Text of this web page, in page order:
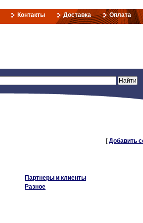
Контакты Доставка
Оплата
[Добавить
Партнеры и клиенты
Разное